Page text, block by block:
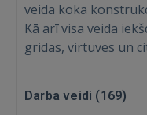
veida koka
Kā arī visa veida
gridas, virtuves un
Darba veidi (169)